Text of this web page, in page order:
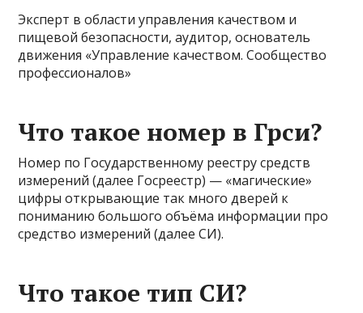
Эксперт в области управления качеством и
пищевой безопасности, аудитор, основатель
движения «Управление качеством. Сообщество
профессионалов»
Что такое номер в Грси?
Номер по Государственному реестру средств
измерений (далее Госреестр) — «магические»
цифры открывающие так много дверей к
пониманию большого объёма информации про
средство измерений (далее СИ).
Что такое тип СИ?